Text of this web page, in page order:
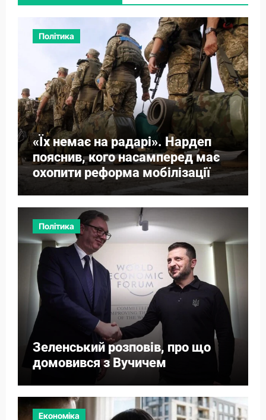
Політика
«Їх немає на радарі». Нардеп
пояснив, кого насамперед має
охопити реформа мобілізації
Політика
Зеленський розповів, про що
домовився з Вучичем
Економіка